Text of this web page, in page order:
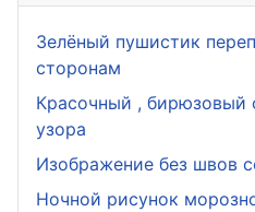
Зелёный пушистик
сторонам
Красочный , бирюзовый
узора
Изображение без швов
Ночной рисунок